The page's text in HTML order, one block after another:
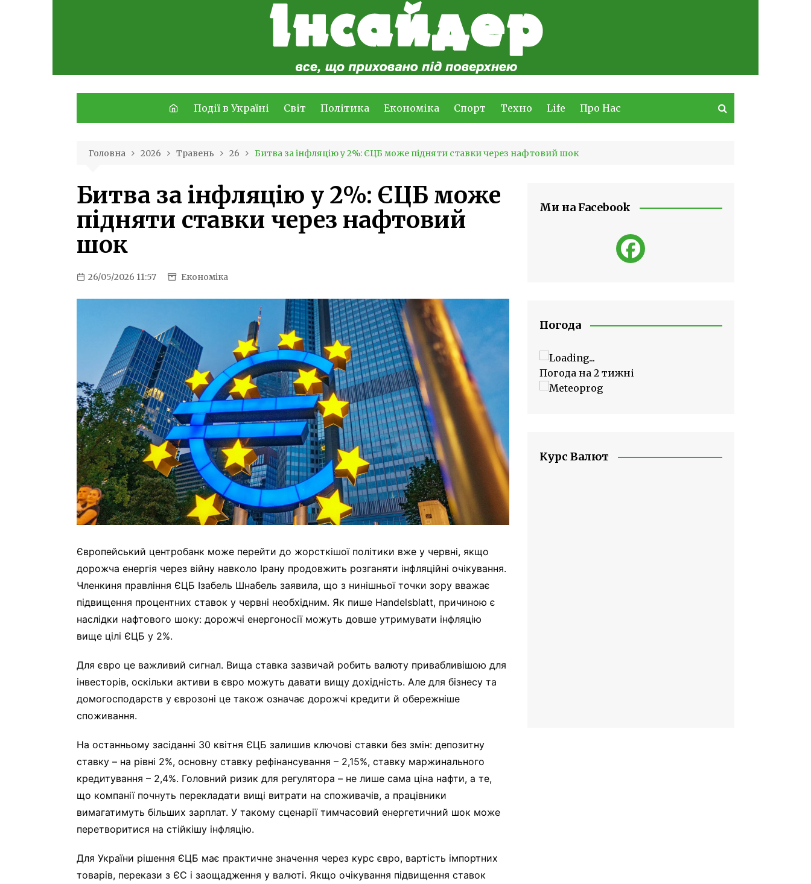
Події в Україні Світ Політика Економіка Спорт Техно Life Про Нас
Головна 2026 Травень 26 Битва за інфляцію у 2%: ЄЦБ може підняти ставки через нафтовий шок
Битва за інфляцію у 2%: ЄЦБ може
підняти ставки через нафтовий
шок
26/05/2026 11:57 Економіка
Європейський центробанк може перейти до жорсткішої політики вже у червні, якщо
дорожча енергія через війну навколо Ірану продовжить розганяти інфляційні очікування.
Членкиня правління ЄЦБ Ізабель Шнабель заявила, що з нинішньої точки зору вважає
підвищення процентних ставок у червні необхідним. Як пише Handelsblatt, причиною є
наслідки нафтового шоку: дорожчі енергоносії можуть довше утримувати інфляцію
вище цілі ЄЦБ у 2%.
Для євро це важливий сигнал. Вища ставка зазвичай робить валюту привабливішою для
інвесторів, оскільки активи в євро можуть давати вищу дохідність. Але для бізнесу та
домогосподарств у єврозоні це також означає дорожчі кредити й обережніше
споживання.
На останньому засіданні 30 квітня ЄЦБ залишив ключові ставки без змін: депозитну
ставку – на рівні 2%, основну ставку рефінансування – 2,15%, ставку маржинального
кредитування – 2,4%. Головний ризик для регулятора – не лише сама ціна нафти, а те,
що компанії почнуть перекладати вищі витрати на споживачів, а працівники
вимагатимуть більших зарплат. У такому сценарії тимчасовий енергетичний шок може
перетворитися на стійкішу інфляцію.
Для України рішення ЄЦБ має практичне значення через курс євро, вартість імпортних
товарів, перекази з ЄС і заощадження у валюті. Якщо очікування підвищення ставок
Ми на Facebook
Погода
Погода на 2 тижні
Курс Валют